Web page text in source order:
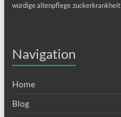
würdige altenpflege zuckerkrankheit
Navigation
Home
Blog